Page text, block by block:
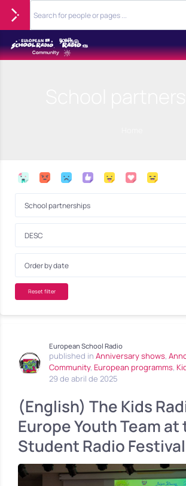
Reset filter
European School Radio
published in Anniversary shows,
Community, European programms,
29 de abril de 2025
(English) The Kids
Europe Youth Team
Student Radio Festival